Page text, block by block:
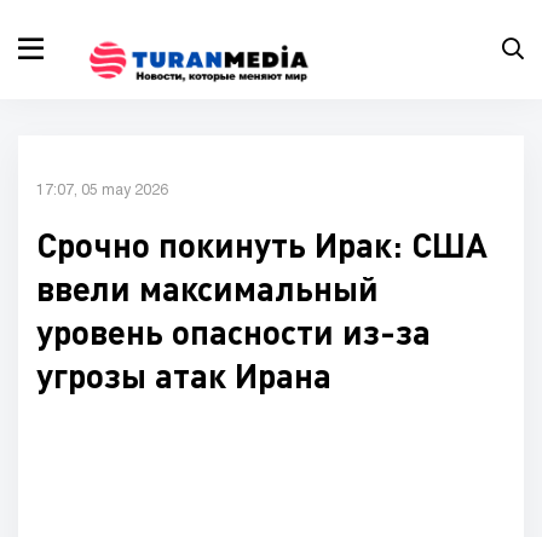
17:07, 05 may 2026
Срочно покинуть Ирак: США
ввели максимальный
уровень опасности из-за
угрозы атак Ирана